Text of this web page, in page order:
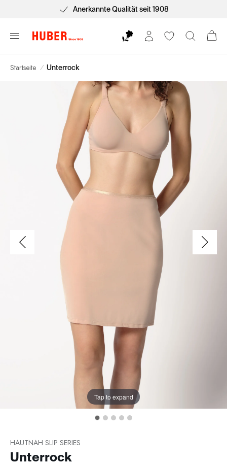
Rücksendung Anerkannte Qualität
Startseite / Unterrock
Tap to expand
HAUTNAH SLIP SERIES
Unterrock